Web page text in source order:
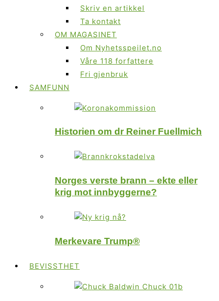
Skriv en artikkel
Ta kontakt
OM MAGASINET
Om Nyhetsspeilet.no
Våre 118 forfattere
Fri gjenbruk
SAMFUNN
Historien om dr Reiner Fuellmich
Norges verste brann – ekte eller
krig mot innbyggerne?
Merkevare Trump®
BEVISSTHET